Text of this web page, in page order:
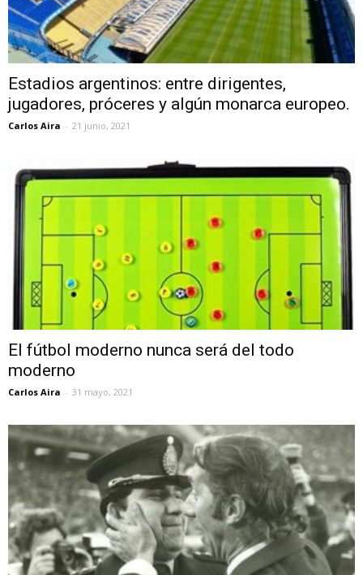
Estadios argentinos: entre dirigentes,
jugadores, próceres y algún monarca europeo.
Carlos Aira - 21 junio, 2021
El fútbol moderno nunca será del todo
moderno
Carlos Aira - 31 mayo, 2021